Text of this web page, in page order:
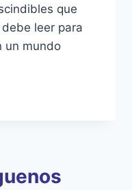
que
leer para
un mundo